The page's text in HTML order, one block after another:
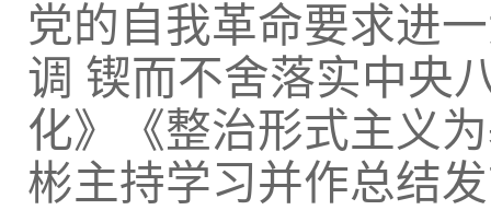
党的自我革命要求进
调 锲而不舍落实中央
化》《整治形式主义
彬主持学习并作总结